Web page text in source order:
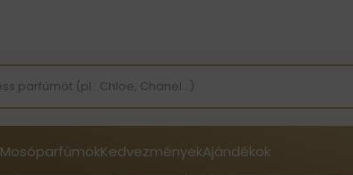
MosóparfümökKedvezményekAjándékok